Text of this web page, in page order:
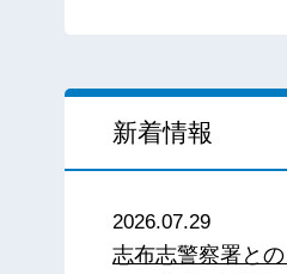
新着情報
2026.07.29
志布志警察署と